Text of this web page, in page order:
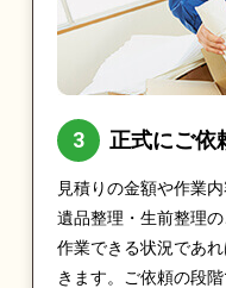
正式にご依
見積りの金額や作業
遺品整理・生前整理
作業できる状況であ
きます。ご依頼の段